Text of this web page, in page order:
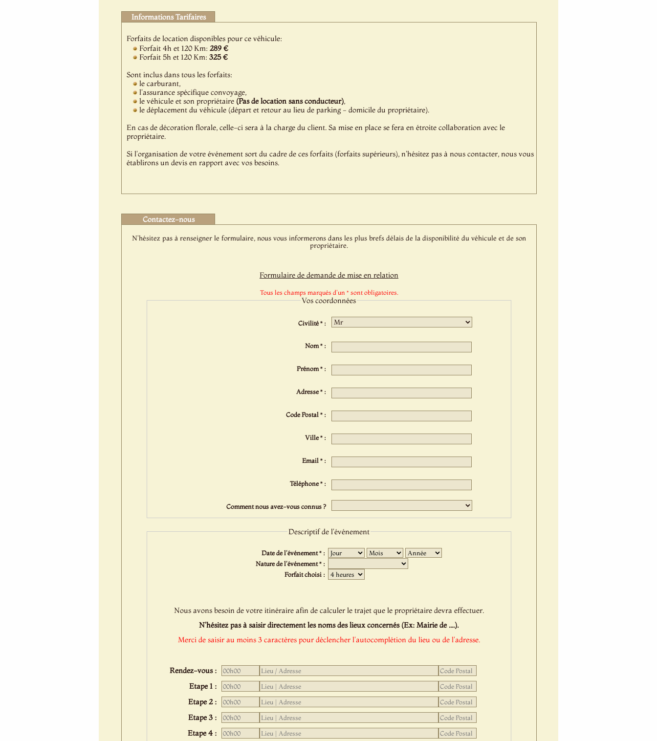
Informations Tarifaires
Forfaits de location disponibles pour ce véhicule:
Forfait 4h et 120 Km: 289 €
Forfait 5h et 120 Km: 325 €
Sont inclus dans tous les forfaits:
le carburant,
l'assurance spécifique convoyage,
le véhicule et son propriétaire (Pas de location sans conducteur),
le déplacement du véhicule (départ et retour au lieu de parking - domicile du propriétaire).
En cas de décoration florale, celle-ci sera à la charge du client. Sa mise en place se fera en étroite collaboration avec le
propriétaire.
Si l'organisation de votre événement sort du cadre de ces forfaits (forfaits supérieurs), n'hésitez pas à nous contacter, nous vous
établirons un devis en rapport avec vos besoins.
Contactez-nous
N'hésitez pas à renseigner le formulaire, nous vous informerons dans les plus brefs délais de la disponibilité du véhicule et de son
propriétaire.
Formulaire de demande de mise en relation
Tous les champs marqués d'un * sont obligatoires.
Vos coordonnées
Civilité * :
Nom * :
Prénom * :
Adresse * :
Code Postal * :
Ville * :
Email * :
Téléphone * :
Comment nous avez-vous connus ?
Descriptif de l'événement
Date de l'événement * : Jour
Nature de l'événement * :
Forfait choisi :
Nous avons besoin de votre itinéraire afin de calculer le trajet que le propriétaire devra effectuer.
N'hésitez pas à saisir directement les noms des lieux concernés (Ex: Mairie de ....).
Merci de saisir au moins 3 caractères pour déclencher l'autocomplétion du lieu ou de l'adresse.
Rendez-vous :
Etape 1 :
Etape 2 :
Etape 3 :
Etape 4 :